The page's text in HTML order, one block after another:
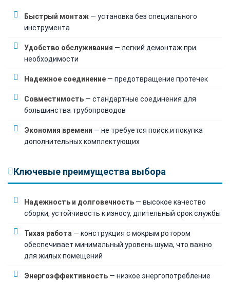
Быстрый монтаж — установка без специального
инструмента
Удобство обслуживания — легкий демонтаж при
необходимости
Надежное соединение — предотвращение протечек
Совместимость — стандартные соединения для
большинства трубопроводов
Экономия времени — не требуется поиск и покупка
дополнительных комплектующих
Ключевые преимущества выбора
Надежность и долговечность — высокое качество
сборки, устойчивость к износу, длительный срок службы
Тихая работа — конструкция с мокрым ротором
обеспечивает минимальный уровень шума, что важно
для жилых помещений
Энергоэффективность — низкое энергопотребление